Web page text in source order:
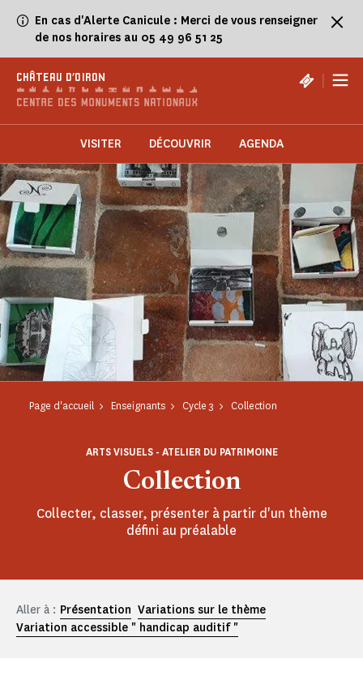
En cas d'Alerte Canicule : Merci de vous renseigner
de nos horaires au 05 49 96 51 25
CHÂTEAU D'OIRON |
VISITER DÉCOUVRIR AGENDA
Page d'accueil Enseignants Cycle 3 Collection
Collection
ARTS VISUELS - ATELIER DU PATRIMOINE
Collecter, classer, présenter à partir d'un thème
défini au préalable
Aller à : Présentation Variations sur le thème
Variation accessible " handicap auditif "